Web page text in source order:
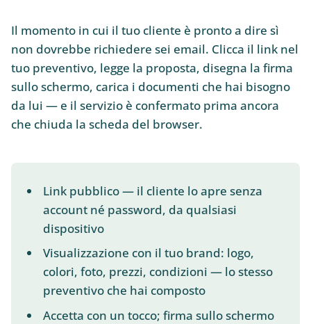
Il momento in cui il tuo cliente è pronto a dire sì
non dovrebbe richiedere sei email. Clicca il link nel
tuo preventivo, legge la proposta, disegna la firma
sullo schermo, carica i documenti che hai bisogno
da lui — e il servizio è confermato prima ancora
che chiuda la scheda del browser.
Link pubblico — il cliente lo apre senza
account né password, da qualsiasi
dispositivo
Visualizzazione con il tuo brand: logo,
colori, foto, prezzi, condizioni — lo stesso
preventivo che hai composto
Accetta con un tocco; firma sullo schermo